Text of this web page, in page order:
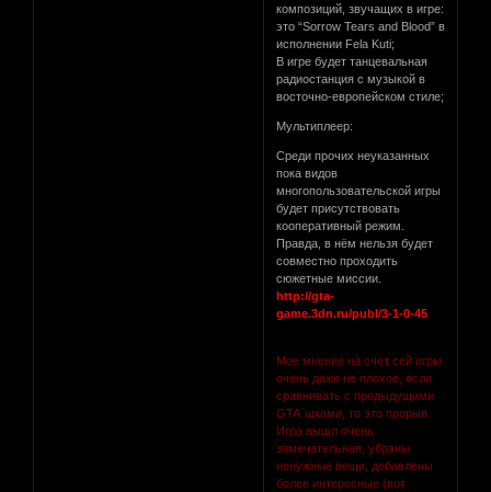
композиций, звучащих в игре:
это “Sorrow Tears and Blood” в
исполнении Fela Kuti;
В игре будет танцевальная
радиостанция с музыкой в
восточно-европейском стиле;
Мультиплеер:
Среди прочих неуказанных
пока видов
многопользовательской игры
будет присутствовать
кооперативный режим.
Правда, в нём нельзя будет
совместно проходить
сюжетные миссии.
http://gta-
game.3dn.ru/publ/3-1-0-45
Мое мнение на счет сей игры
очень даже не плохое, если
сравнивать с предыдущими
GTA`шками, то это прорыв.
Игра вышл очень
замечательная, убраны
ненужные вещи, добавлены
более интересные (вот